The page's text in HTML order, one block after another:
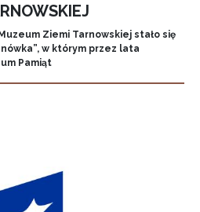
Ziemi Tarnowskiej stało się
w którym przez lata
Pamiąt